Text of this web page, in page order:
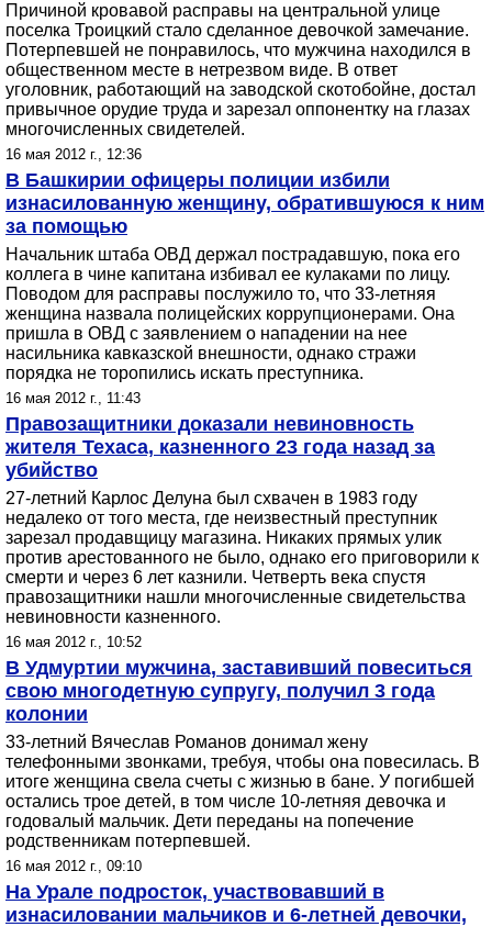
Причиной кровавой расправы на центральной улице
поселка Троицкий стало сделанное девочкой замечание.
Потерпевшей не понравилось, что мужчина находился в
общественном месте в нетрезвом виде. В ответ
уголовник, работающий на заводской скотобойне, достал
привычное орудие труда и зарезал оппонентку на глазах
многочисленных свидетелей.
16 мая 2012 г., 12:36
В Башкирии офицеры полиции избили
изнасилованную женщину, обратившуюся к ним
за помощью
Начальник штаба ОВД держал пострадавшую, пока его
коллега в чине капитана избивал ее кулаками по лицу.
Поводом для расправы послужило то, что 33-летняя
женщина назвала полицейских коррупционерами. Она
пришла в ОВД с заявлением о нападении на нее
насильника кавказской внешности, однако стражи
порядка не торопились искать преступника.
16 мая 2012 г., 11:43
Правозащитники доказали невиновность
жителя Техаса, казненного 23 года назад за
убийство
27-летний Карлос Делуна был схвачен в 1983 году
недалеко от того места, где неизвестный преступник
зарезал продавщицу магазина. Никаких прямых улик
против арестованного не было, однако его приговорили к
смерти и через 6 лет казнили. Четверть века спустя
правозащитники нашли многочисленные свидетельства
невиновности казненного.
16 мая 2012 г., 10:52
В Удмуртии мужчина, заставивший повеситься
свою многодетную супругу, получил 3 года
колонии
33-летний Вячеслав Романов донимал жену
телефонными звонками, требуя, чтобы она повесилась. В
итоге женщина свела счеты с жизнью в бане. У погибшей
остались трое детей, в том числе 10-летняя девочка и
годовалый мальчик. Дети переданы на попечение
родственникам потерпевшей.
16 мая 2012 г., 09:10
На Урале подросток, участвовавший в
изнасиловании мальчиков и 6-летней девочки,